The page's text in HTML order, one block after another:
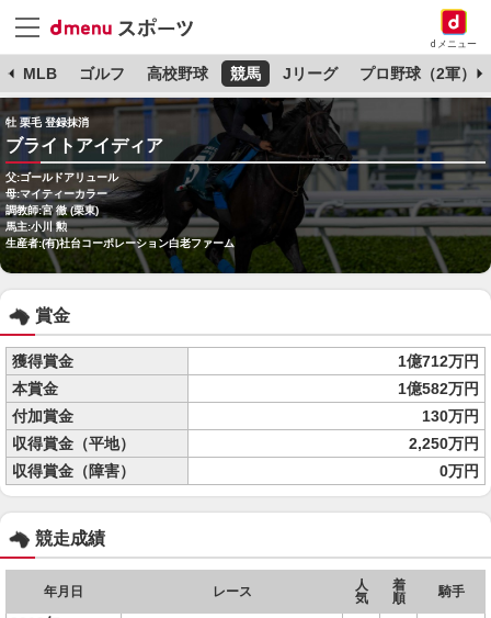
dメニュー
MLB ゴルフ 高校野球 競馬 Jリーグ プロ野球（2軍）
牡 栗毛 登録抹消
ブライトアイディア
父:ゴールドアリュール
母:マイティーカラー
調教師:宮 徹 (栗東)
馬主:小川 勲
生産者:(有)社台コーポレーション白老ファーム
賞金
獲得賞金
1億712万円
本賞金
1億582万円
付加賞金
130万円
収得賞金（平地）
2,250万円
収得賞金（障害）
0万円
競走成績
年月日 レース
人
気
着
順
騎手